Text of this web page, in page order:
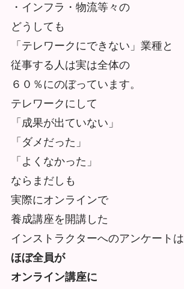
・インフラ・物流等々の
どうしても
「テレワークにできない」業種と
従事する人は実は全体の
６０％にのぼっています。
テレワークにして
「成果が出ていない」
「ダメだった」
「よくなかった」
ならまだしも
実際にオンラインで
養成講座を開講した
インストラクターへのアンケートは
ほぼ全員が
オンライン講座に